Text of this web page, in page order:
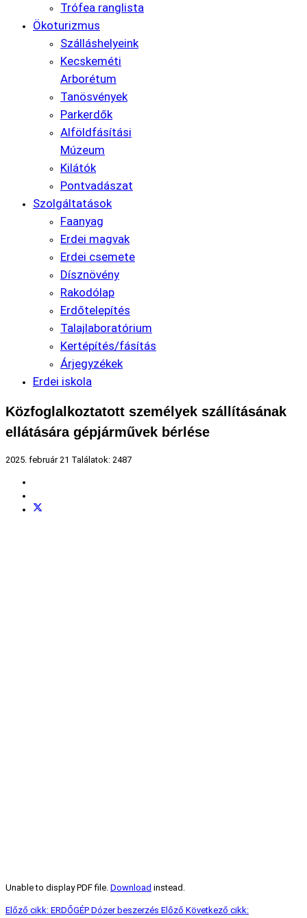
Trófea ranglista
Ökoturizmus
Szálláshelyeink
Kecskeméti
Arborétum
Tanösvények
Parkerdők
Alföldfásítási
Múzeum
Kilátók
Pontvadászat
Szolgáltatások
Faanyag
Erdei magvak
Erdei csemete
Dísznövény
Rakodólap
Erdőtelepítés
Talajlaboratórium
Kertépítés/fásítás
Árjegyzékek
Erdei iskola
Közfoglalkoztatott személyek szállításának
ellátására gépjárművek bérlése
2025. február 21 Találatok: 2487
Unable to display PDF file. Download instead.
Előző cikk: ERDŐGÉP Dózer beszerzés Előző Következő cikk: